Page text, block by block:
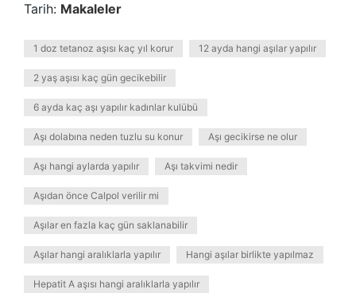
Tarih: Makaleler
1 doz tetanoz aşısı kaç yıl korur 12 ayda hangi aşılar yapılır
2 yaş aşısı kaç gün gecikebilir
6 ayda kaç aşı yapılır kadınlar kulübü
Aşı dolabına neden tuzlu su konur Aşı gecikirse ne olur
Aşı hangi aylarda yapılır Aşı takvimi nedir
Aşıdan önce Calpol verilir mi
Aşılar en fazla kaç gün saklanabilir
Aşılar hangi aralıklarla yapılır Hangi aşılar birlikte yapılmaz
Hepatit A aşısı hangi aralıklarla yapılır